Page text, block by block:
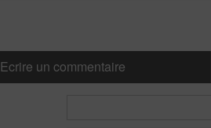
Ecrire un commentaire